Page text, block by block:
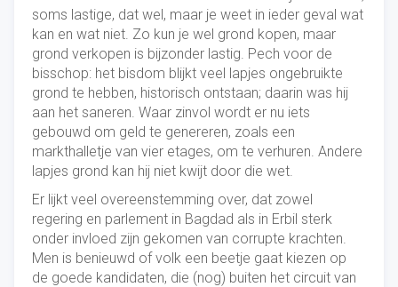
soms lastige, dat wel, maar je weet in ieder geval wat
kan en wat niet. Zo kun je wel grond kopen, maar
grond verkopen is bijzonder lastig. Pech voor de
bisschop: het bisdom blijkt veel lapjes ongebruikte
grond te hebben, historisch ontstaan; daarin was hij
aan het saneren. Waar zinvol wordt er nu iets
gebouwd om geld te genereren, zoals een
markthalletje van vier etages, om te verhuren. Andere
lapjes grond kan hij niet kwijt door die wet.
Er lijkt veel overeenstemming over, dat zowel
regering en parlement in Bagdad als in Erbil sterk
onder invloed zijn gekomen van corrupte krachten.
Men is benieuwd of volk een beetje gaat kiezen op
de goede kandidaten, die (nog) buiten het circuit van